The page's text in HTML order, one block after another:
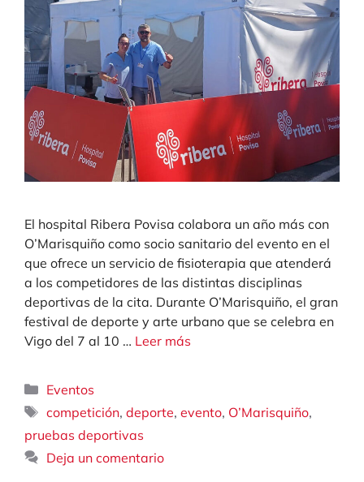
El hospital Ribera Povisa colabora un año más con
O’Marisquiño como socio sanitario del evento en el
que ofrece un servicio de fisioterapia que atenderá
a los competidores de las distintas disciplinas
deportivas de la cita. Durante O’Marisquiño, el gran
festival de deporte y arte urbano que se celebra en
Vigo del 7 al 10 … Leer más
Categorías
Eventos
Etiquetas
competición,deporte,evento, O’Marisquiño,
pruebas deportivas
Deja un comentario